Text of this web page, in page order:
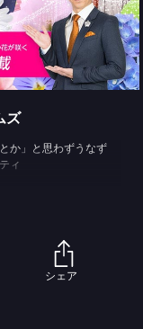
ズ
か」と思わずうなず
ィ
シェア